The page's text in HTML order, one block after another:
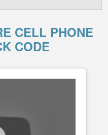
CELL PHONE
CODE